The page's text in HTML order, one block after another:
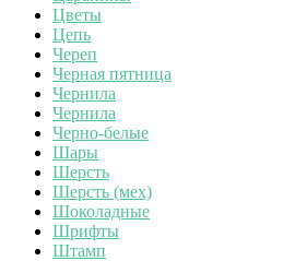
Цветы
Цепь
Череп
Черная пятница
Чернила
Чернила
Черно-белые
Шары
Шерсть
Шерсть (мех)
Шоколадные
Шрифты
Штамп